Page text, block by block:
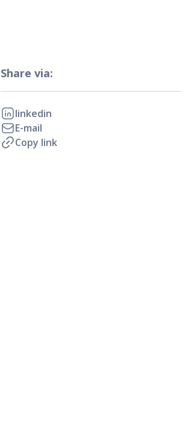
Share via:
linkedin
E-mail
Copy link